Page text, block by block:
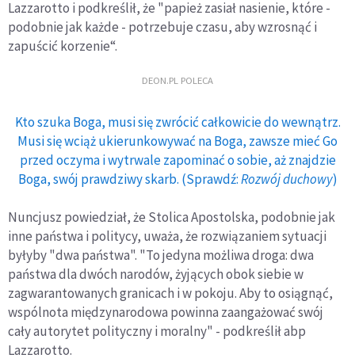
Lazzarotto i podkreślił, że "papież zasiał nasienie, które -
podobnie jak każde - potrzebuje czasu, aby wzrosnąć i
zapuścić korzenie“.
DEON.PL POLECA
Kto szuka Boga, musi się zwrócić całkowicie do wewnątrz.
Musi się wciąż ukierunkowywać na Boga, zawsze mieć Go
przed oczyma i wytrwale zapominać o sobie, aż znajdzie
Boga, swój prawdziwy skarb. (Sprawdź:Rozwój duchowy)
Nuncjusz powiedział, że Stolica Apostolska, podobnie jak
inne państwa i politycy, uważa, że rozwiązaniem sytuacji
byłyby "dwa państwa". "To jedyna możliwa droga: dwa
państwa dla dwóch narodów, żyjących obok siebie w
zagwarantowanych granicach i w pokoju. Aby to osiągnąć,
wspólnota międzynarodowa powinna zaangażować swój
cały autorytet polityczny i moralny" - podkreślił abp
Lazzarotto.